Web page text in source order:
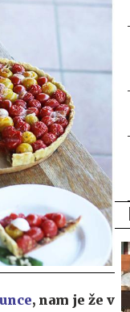
, nam je že v